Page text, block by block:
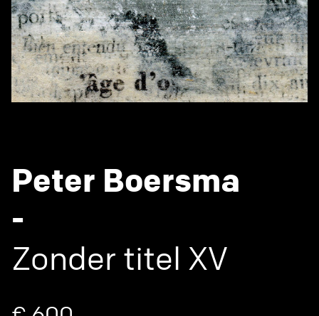
Peter Boersma
-
Zonder titel XV